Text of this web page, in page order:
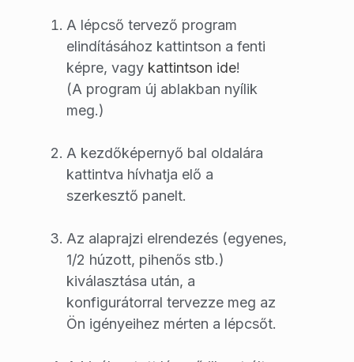
A lépcső tervező program
elindításához kattintson a fenti
képre, vagy kattintson ide!
(A program új ablakban nyílik
meg.)
A kezdőképernyő bal oldalára
kattintva hívhatja elő a
szerkesztő panelt.
Az alaprajzi elrendezés (egyenes,
1/2 húzott, pihenős stb.)
kiválasztása után, a
konfigurátorral tervezze meg az
Ön igényeihez mérten a lépcsőt.